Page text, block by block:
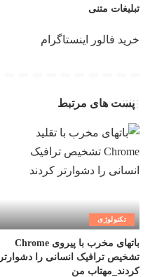
تبلیغات متنی
خرید فالور اینستاگرام
پست های مرتبط
تکنولوژی
باتهای مخرب با پیروی Chrome
تشخیص ترافیک انسانی را دشوارتر
کردند_مهتاب من